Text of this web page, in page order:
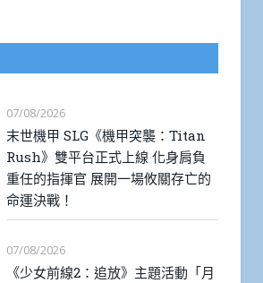
07/08/2026
末世機甲 SLG《機甲突襲：Titan
Rush》雙平台正式上線 化身肩負
重任的指揮官 展開一場攸關存亡的
命運決戰！
07/08/2026
《少女前線2：追放》主題活動「月